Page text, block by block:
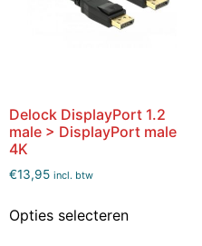
Delock DisplayPort 1.2
male > DisplayPort male
4K
€13,95 incl. btw
Opties selecteren